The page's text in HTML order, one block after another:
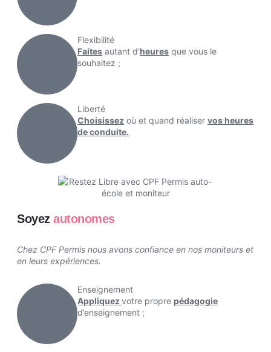
Flexibilité
Faites autant d’heures que vous le
souhaitez ;
Liberté
Choisissez où et quand réaliser vos heures
de conduite.
Soyez autonomes
Chez CPF Permis nous avons confiance en nos moniteurs et
en leurs expériences.
Enseignement
Appliquez votre propre pédagogie
d’enseignement ;